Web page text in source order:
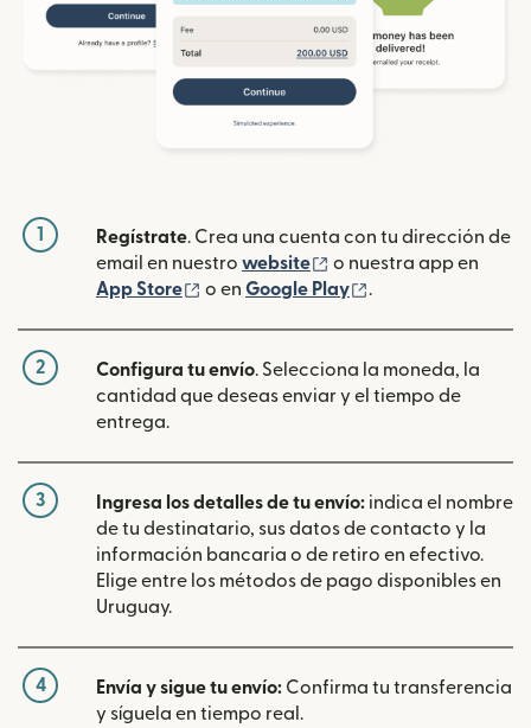
1 Regístrate. Crea una cuenta con tu dirección de
email en nuestro website (se abre en una
o nuestra app en
App Store
(se abre en una ventana nueva)
o en Google Play (se abre en una
.
2 Configura tu envío. Selecciona la moneda, la
cantidad que deseas enviar y el tiempo de
entrega.
3 Ingresa los detalles de tu envío: indica el nombre
de tu destinatario, sus datos de contacto y la
información bancaria o de retiro en efectivo.
Elige entre los métodos de pago disponibles en
Uruguay.
4 Envía y sigue tu envío: Confirma tu transferencia
y síguela en tiempo real.